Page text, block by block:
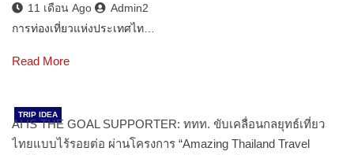
11 เดือน Ago
Admin2
การท่องเที่ยวแห่งประเทศไท…
Read More
TRIP IDEA
AI IS THE GOAL SUPPORTER: ททท. ขับเคลื่อนกลยุทธ์เที่ยว
ไทยแบบไร้รอยต่อ ผ่านโครงการ “Amazing Thailand Travel